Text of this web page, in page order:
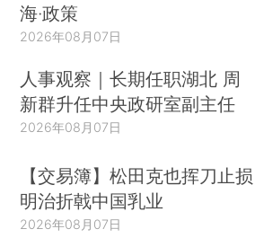
海·政策
2026年08月07日
人事观察｜长期任职湖北 周
新群升任中央政研室副主任
2026年08月07日
【交易簿】松田克也挥刀止损
明治折戟中国乳业
2026年08月07日